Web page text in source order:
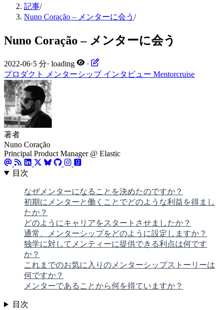
記事/
Nuno Coração – メンターに会う /
Nuno Coração – メンターに会う
2022-06·5 分· loading
·
プロダクト
メンターシップ インタビュー Mentorcruise
著者
Nuno Coração
Principal Product Manager @ Elastic
目次
なぜメンターになることを決めたのですか？
初期にメンターと働くことでどのような利益を得まし
たか？
どのようにキャリアをスタートさせましたか？
通常、メンターシップをどのように設定しますか？
独学に対してメンティーに提供できる利点は何です
か？
これまでのお気に入りのメンターシップストーリーは
何ですか？
メンターであることから何を得ていますか？
目次